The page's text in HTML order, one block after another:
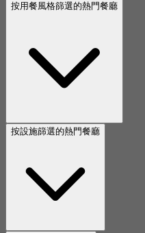
按用餐風格篩選的熱門餐廳
按設施篩選的熱門餐廳